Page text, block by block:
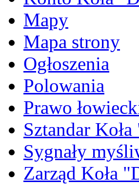
Mapy
Mapa strony
Ogłoszenia
Polowania
Prawo
Sztandar
Sygnały
Zarząd Koła